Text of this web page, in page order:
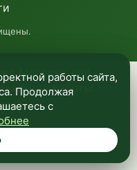
Метрику для
работы
работы сайта,
Продолжая
с